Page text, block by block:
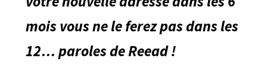
mois vous ne le ferez pas dans les
12… paroles de Reead !